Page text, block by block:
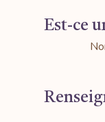
Est-ce